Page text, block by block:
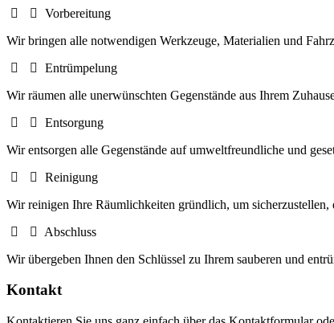
Vorbereitung
Wir bringen alle notwendigen Werkzeuge, Materialien und
Entrümpelung
Wir räumen alle unerwünschten Gegenstände aus Ihrem
Entsorgung
Wir entsorgen alle Gegenstände auf umweltfreundliche und
Reinigung
Wir reinigen Ihre Räumlichkeiten gründlich, um
Abschluss
Wir übergeben Ihnen den Schlüssel zu Ihrem sauberen und
Kontakt